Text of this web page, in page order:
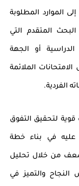
الموارد المطلوبة
المتقدم التي
أو الجهة
الملائمة
الفردية.
قوية لتحقيق التفوق
عليه في بناء خطة
من خلال تحليل
النجاح والتميز في